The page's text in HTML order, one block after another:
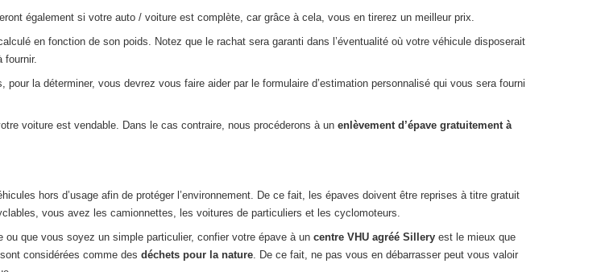
également si votre auto / voiture est complète, car grâce à cela, vous en tirerez un meilleur prix.
en fonction de son poids. Notez que le rachat sera garanti dans l’éventualité où votre véhicule disposerait
fournir.
la déterminer, vous devrez vous faire aider par le formulaire d’estimation personnalisé qui vous sera fourni
voiture est vendable. Dans le cas contraire, nous procéderons à un enlèvement d’épave gratuitement à
hors d’usage afin de protéger l’environnement. De ce fait, les épaves doivent être reprises à titre gratuit
vous avez les camionnettes, les voitures de particuliers et les cyclomoteurs.
ou que vous soyez un simple particulier, confier votre épave à un centre VHU agréé Sillery est le mieux que
considérées comme des déchets pour la nature. De ce fait, ne pas vous en débarrasser peut vous valoir